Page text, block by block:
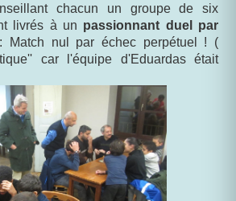
chacun un groupe de six
livrés à un passionnant duel par
Match nul par échec perpétuel ! (
car l'équipe d'Eduardas était